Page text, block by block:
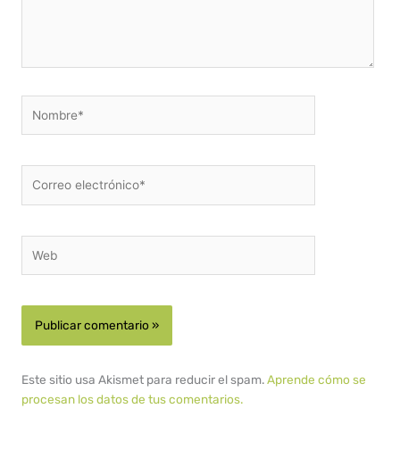
electrónico*
Este sitio usa Akismet para reducir el spam.Aprende cómo se
procesan los datos de tus comentarios.